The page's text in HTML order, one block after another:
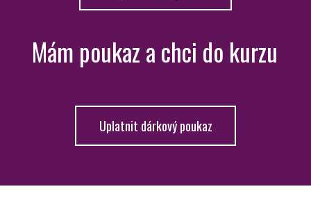
Mám poukaz a chci do kurzu
Uplatnit dárkový poukaz